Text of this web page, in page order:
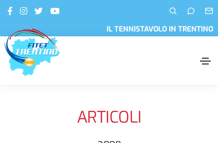
IL TENNISTAVOLO IN TRENTINO
ARTICOLI